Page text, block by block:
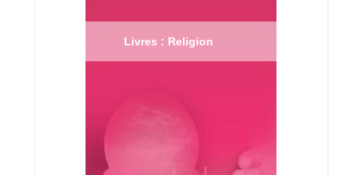
Livres : Religion